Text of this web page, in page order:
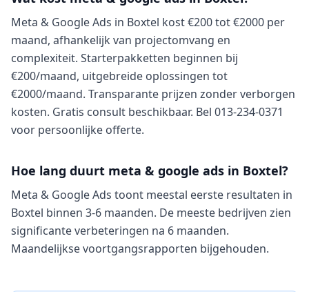
Meta & Google Ads in Boxtel kost €200 tot €2000 per
maand, afhankelijk van projectomvang en
complexiteit. Starterpakketten beginnen bij
€200/maand, uitgebreide oplossingen tot
€2000/maand. Transparante prijzen zonder verborgen
kosten. Gratis consult beschikbaar. Bel 013-234-0371
voor persoonlijke offerte.
Hoe lang duurt meta & google ads in Boxtel?
Meta & Google Ads toont meestal eerste resultaten in
Boxtel binnen 3-6 maanden. De meeste bedrijven zien
significante verbeteringen na 6 maanden.
Maandelijkse voortgangsrapporten bijgehouden.